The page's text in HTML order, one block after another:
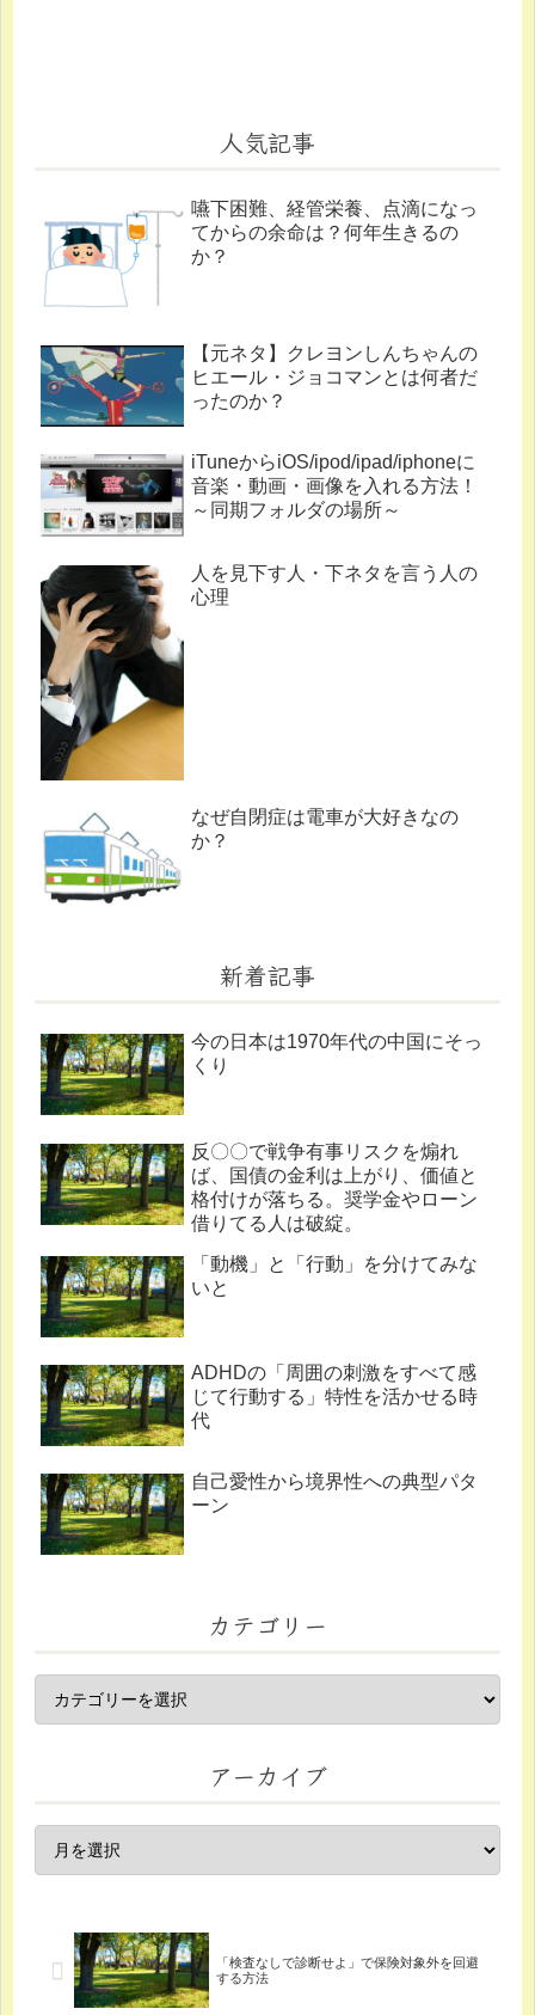
人気記事
嚥下困難、経管栄養、点滴になっ
てからの余命は？何年生きるの
か？
【元ネタ】クレヨンしんちゃんの
ヒエール・ジョコマンとは何者だ
ったのか？
iTuneからiOS/ipod/ipad/iphoneに
音楽・動画・画像を入れる方法！
～同期フォルダの場所～
人を見下す人・下ネタを言う人の
心理
なぜ自閉症は電車が大好きなの
か？
新着記事
今の日本は1970年代の中国にそっ
くり
反〇〇で戦争有事リスクを煽れ
ば、国債の金利は上がり、価値と
格付けが落ちる。奨学金やローン
借りてる人は破綻。
「動機」と「行動」を分けてみな
いと
ADHDの「周囲の刺激をすべて感
じて行動する」特性を活かせる時
代
自己愛性から境界性への典型パタ
ーン
カテゴリー
アーカイブ
「検査なしで診断せよ」で保険対象外を回避
する方法